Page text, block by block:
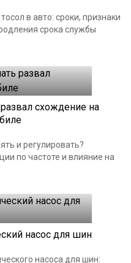
в авто: сроки, признаки
срока службы
схождение на
и регулировать?
по частоте и влияние на
насос для шин
насоса для шин: